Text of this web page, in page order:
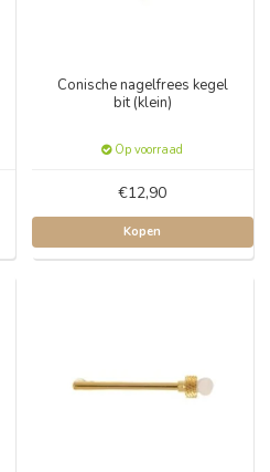
Conische nagelfrees kegel
bit (klein)
Op voorraad
€12,90
Kopen